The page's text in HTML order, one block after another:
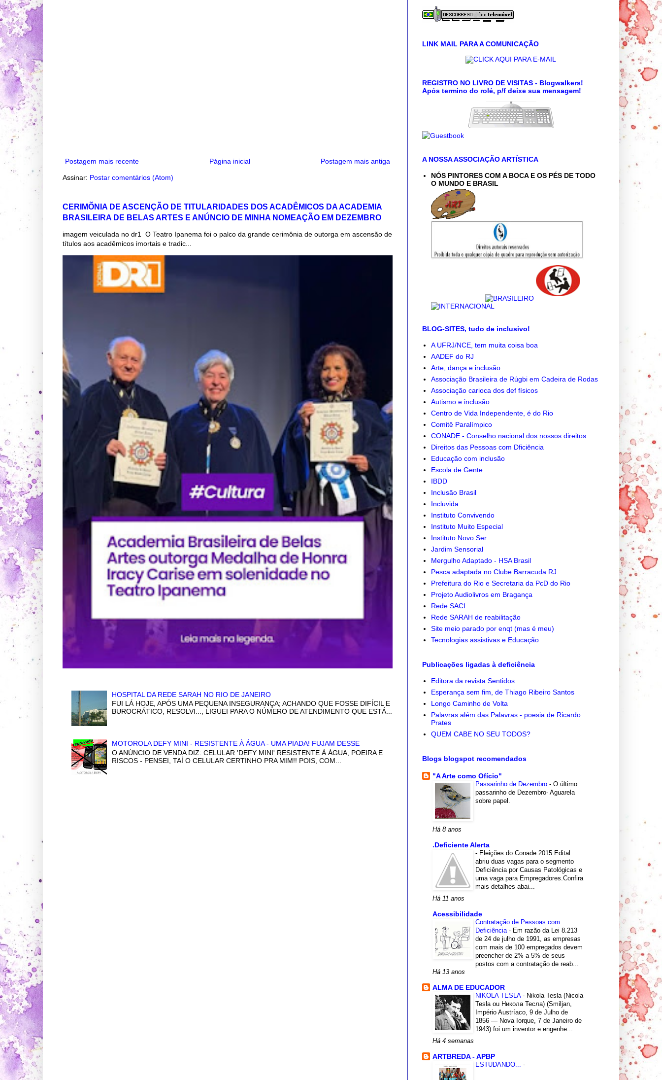
Postagem mais recente Postagem mais antiga
Página inicial
Assinar: Postar comentários (Atom)
CERIMÕNIA DE ASCENÇÃO DE TITULARIDADES DOS ACADÊMICOS DA ACADEMIA
BRASILEIRA DE BELAS ARTES E ANÚNCIO DE MINHA NOMEAÇÃO EM DEZEMBRO
imagem veiculada no dr1 O Teatro Ipanema foi o palco da grande cerimônia de outorga em ascensão de
títulos aos acadêmicos imortais e tradic...
HOSPITAL DA REDE SARAH NO RIO DE JANEIRO
FUI LÁ HOJE, APÓS UMA PEQUENA INSEGURANÇA; ACHANDO QUE FOSSE DIFÍCIL E
BUROCRÁTICO, RESOLVI..., LIGUEI PARA O NÚMERO DE ATENDIMENTO QUE ESTÁ...
MOTOROLA DEFY MINI - RESISTENTE À ÁGUA - UMA PIADA! FUJAM DESSE
O ANÚNCIO DE VENDA DIZ: CELULAR 'DEFY MINI' RESISTENTE À ÁGUA, POEIRA E
RISCOS - PENSEI, TAÍ O CELULAR CERTINHO PRA MIM!! POIS, COM...
LINK MAIL PARA A COMUNICAÇÃO
CLICK AQUI PARA E-MAIL
REGISTRO NO LIVRO DE VISITAS - Blogwalkers!
Após termino do rolé, p/f deixe sua mensagem!
A NOSSA ASSOCIAÇÃO ARTÍSTICA
NÓS PINTORES COM A BOCA E OS PÉS DE TODO
O MUNDO E BRASIL
BLOG-SITES, tudo de inclusivo!
A UFRJ/NCE, tem muita coisa boa
AADEF do RJ
Arte, dança e inclusão
Associação Brasileira de Rúgbi em Cadeira de Rodas
Associação carioca dos def físicos
Autismo e inclusão
Centro de Vida Independente, é do Rio
Comitê Paralímpico
CONADE - Conselho nacional dos nossos direitos
Direitos das Pessoas com Dficiência
Educação com inclusão
Escola de Gente
IBDD
Inclusão Brasil
Incluvida
Instituto Convivendo
Instituto Muito Especial
Instituto Novo Ser
Jardim Sensorial
Mergulho Adaptado - HSA Brasil
Pesca adaptada no Clube Barracuda RJ
Prefeitura do Rio e Secretaria da PcD do Rio
Projeto Audiolivros em Bragança
Rede SACI
Rede SARAH de reabilitação
Site meio parado por enqt (mas é meu)
Tecnologias assistivas e Educação
Publicações ligadas à deficiência
Editora da revista Sentidos
Esperança sem fim, de Thiago Ribeiro Santos
Longo Caminho de Volta
Palavras além das Palavras - poesia de Ricardo
Prates
QUEM CABE NO SEU TODOS?
Blogs blogspot recomendados
"A Arte como Ofício"
Passarinho de Dezembro - O último
passarinho de Dezembro- Aguarela
sobre papel.
Há 8 anos
.Deficiente Alerta
- Eleições do Conade 2015.Edital
abriu duas vagas para o segmento
Deficiência por Causas Patológicas e
uma vaga para Empregadores.Confira
mais detalhes abai...
Há 11 anos
Acessibilidade
Contratação de Pessoas com
Deficiência - Em razão da Lei 8.213
de 24 de julho de 1991, as empresas
com mais de 100 empregados devem
preencher de 2% a 5% de seus
postos com a contratação de reab...
Há 13 anos
ALMA DE EDUCADOR
NIKOLA TESLA - Nikola Tesla (Nicola
Tesla ou Никола Тесла) (Smiljan,
Império Austríaco, 9 de Julho de
1856 — Nova Iorque, 7 de Janeiro de
1943) foi um inventor e engenhe...
Há 4 semanas
ARTBREDA - APBP
ESTUDANDO... -